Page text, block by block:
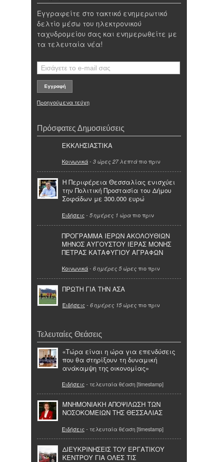
Εγγραφείτε στο τακτικό ενημερωτικό
δελτίο μέσω του ηλεκτρονικού
ταχυδρομείου σας και ενημερωθείτε με
τα τελευταία νέα!
Προηγούμενα τεύχη
Πρόσφατες Δημοσιεύσεις
ΕΚΚΛΗΣΙΑΣΤΙΚΑ
Κοινωνικά- 3 ώρες 27 λεπτά πιο πριν
Η Περιφέρεια Θεσσαλίας ενισχύει
την Πολιτική Προστασία του Δήμου
Σοφάδων με 300.000 ευρώ
Ειδήσεις - 5 ημέρες 1 ώρα πιο πριν
ΠΡΟΓΡΑΜΜΑ ΙΕΡΩΝ ΑΚΟΛΟΥΘΙΩΝ
ΜΗΝΟΣ ΑΥΓΟΥΣΤΟΥ ΙΕΡΑΣ ΜΟΝΗΣ
ΠΕΤΡΑΣ ΚΑΤΑΦΥΓΙΟΥ ΑΓΡΑΦΩΝ
Κοινωνικά- 6 ημέρες 5 ώρες πιο πριν
ΠΡΩΤΗ ΓΙΑ ΤΗΝ ΑΣΑ
Ειδήσεις - 6 ημέρες 15 ώρες πιο πριν
Τελευταίες Θεάσεις
«Τώρα είναι η ώρα για επενδύσεις
που θα στηρίξουν τη δυναμική
ανάκαμψη της οικονομίας»
Ειδήσεις - τελευταία θέαση [timestamp]
ΜΝΗΜΟΝΙΑΚΗ ΑΠΟΨΙΛΩΣΗ ΤΩΝ
ΝΟΣΟΚΟΜΕΙΩΝ ΤΗΣ ΘΕΣΣΑΛΙΑΣ
Ειδήσεις - τελευταία θέαση [timestamp]
ΔΙΕΥΚΡΙΝΗΣΕΙΣ ΤΟΥ ΕΡΓΑΤΙΚΟΥ
ΚΕΝΤΡΟΥ ΓΙΑ ΟΛΕΣ ΤΙΣ